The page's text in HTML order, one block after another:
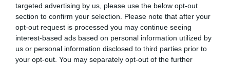
targeted advertising by us, please use the below opt-out
section to confirm your selection. Please note that after your
opt-out request is processed you may continue seeing
interest-based ads based on personal information utilized by
us or personal information disclosed to third parties prior to
your opt-out. You may separately opt-out of the further